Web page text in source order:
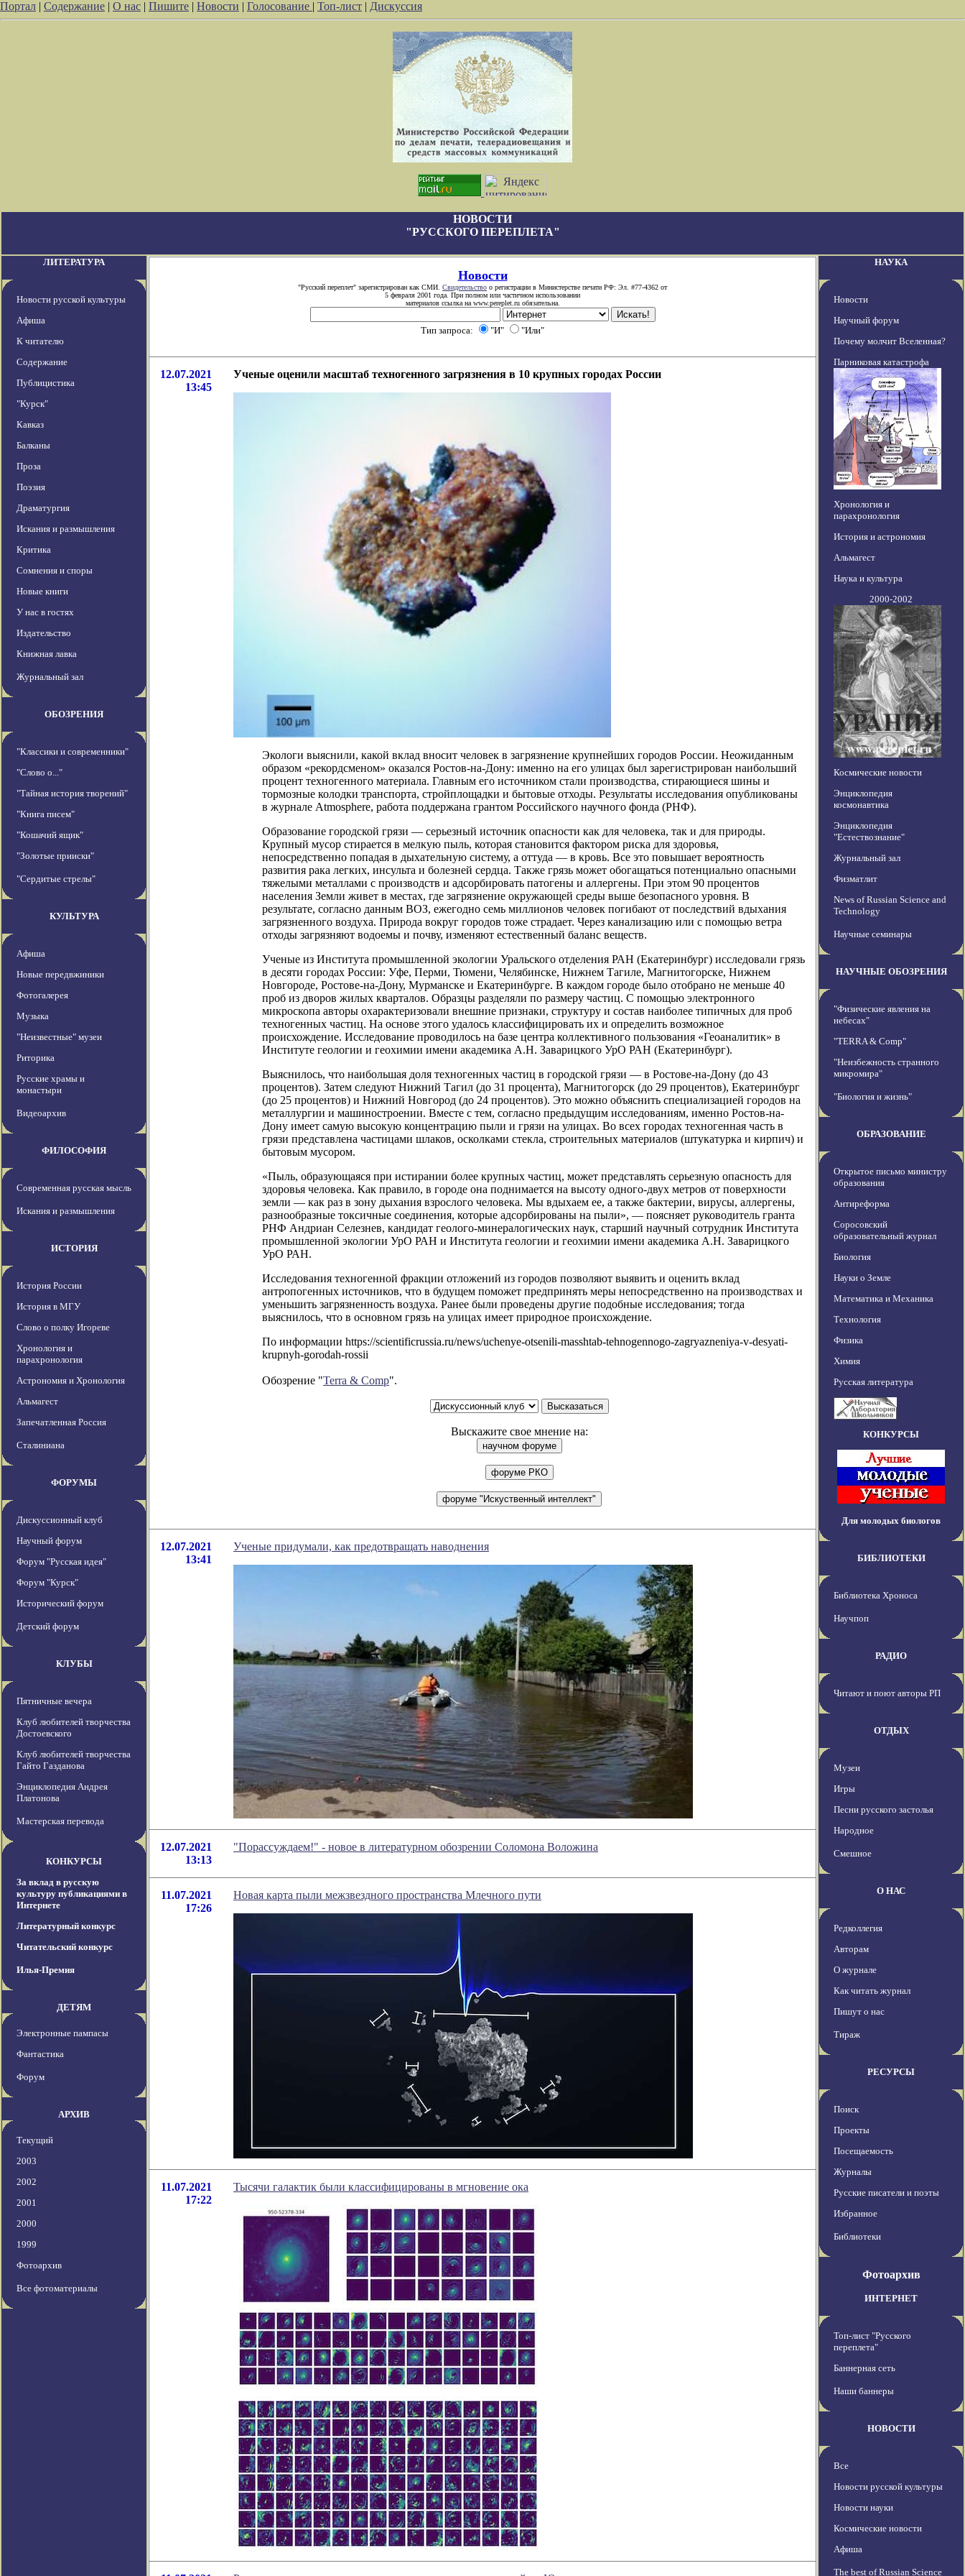
Портал | Содержание | О нас | Пишите | Новости | Голосование | Топ-лист | Дискуссия
НОВОСТИ
"РУССКОГО ПЕРЕПЛЕТА"
ЛИТЕРАТУРА
Новости русской культуры
Афиша
К читателю
Содержание
Публицистика
"Курск"
Кавказ
Балканы
Проза
Поэзия
Драматургия
Искания и размышления
Критика
Сомнения и споры
Новые книги
У нас в гостях
Издательство
Книжная лавка
Журнальный зал
ОБОЗРЕНИЯ
"Классики и современники"
"Слово о..."
"Тайная история творений"
"Книга писем"
"Кошачий ящик"
"Золотые прииски"
"Сердитые стрелы"
КУЛЬТУРА
Афиша
Новые передвжиники
Фотогалерея
Музыка
"Неизвестные" музеи
Риторика
Русские храмы и
монастыри
Видеоархив
ФИЛОСОФИЯ
Современная русская мысль
Искания и размышления
ИСТОРИЯ
История России
История в МГУ
Слово о полку Игореве
Хронология и
парахронология
Астрономия и Хронология
Альмагест
Запечатленная Россия
Сталиниана
ФОРУМЫ
Дискуссионный клуб
Научный форум
Форум "Русская идея"
Форум "Курск"
Исторический форум
Детский форум
КЛУБЫ
Пятничные вечера
Клуб любителей творчества
Достоевского
Клуб любителей творчества
Гайто Газданова
Энциклопедия Андрея
Платонова
Мастерская перевода
КОНКУРСЫ
За вклад в русскую
культуру публикациями в
Интернете
Литературный конкурс
Читательский конкурс
Илья-Премия
ДЕТЯМ
Электронные пампасы
Фантастика
Форум
АРХИВ
Текущий
2003
2002
2001
2000
1999
Фотоархив
Все фотоматериалы
Новости
"Русский переплет" зарегистрирован как СМИ. Свидетельство о регистрации в Министерстве печати РФ: Эл. #77-4362 от
5 февраля 2001 года. При полном или частичном использовании
материалов ссылка на www.pereplet.ru обязательна.
Тип запроса: "И" "Или"
12.07.2021
13:45
Ученые оценили масштаб техногенного загрязнения в 10 крупных городах России
Экологи выяснили, какой вклад вносит человек в загрязнение крупнейших городов России. Неожиданным
образом «рекордсменом» оказался Ростов-на-Дону: именно на его улицах был зарегистрирован наибольший
процент техногенного материала. Главным его источником стали производства, стирающиеся шины и
тормозные колодки транспорта, стройплощадки и бытовые отходы. Результаты исследования опубликованы
в журнале Atmosphere, работа поддержана грантом Российского научного фонда (РНФ).
Образование городской грязи — серьезный источник опасности как для человека, так и для природы.
Крупный мусор стирается в мелкую пыль, которая становится фактором риска для здоровья,
непосредственно попадая в дыхательную систему, а оттуда — в кровь. Все это повышает вероятность
развития рака легких, инсульта и болезней сердца. Также грязь может обогащаться потенциально опасными
тяжелыми металлами с производств и адсорбировать патогены и аллергены. При этом 90 процентов
населения Земли живет в местах, где загрязнение окружающей среды выше безопасного уровня. В
результате, согласно данным ВОЗ, ежегодно семь миллионов человек погибают от последствий вдыхания
загрязненного воздуха. Природа вокруг городов тоже страдает. Через канализацию или с помощью ветра
отходы загрязняют водоемы и почву, изменяют естественный баланс веществ.
Ученые из Института промышленной экологии Уральского отделения РАН (Екатеринбург) исследовали грязь
в десяти городах России: Уфе, Перми, Тюмени, Челябинске, Нижнем Тагиле, Магнитогорске, Нижнем
Новгороде, Ростове-на-Дону, Мурманске и Екатеринбурге. В каждом городе было отобрано не меньше 40
проб из дворов жилых кварталов. Образцы разделяли по размеру частиц. С помощью электронного
микроскопа авторы охарактеризовали внешние признаки, структуру и состав наиболее типичных для проб
техногенных частиц. На основе этого удалось классифицировать их и определить возможное
происхождение. Исследование проводилось на базе центра коллективного пользования «Геоаналитик» в
Институте геологии и геохимии имени академика А.Н. Заварицкого УрО РАН (Екатеринбург).
Выяснилось, что наибольшая доля техногенных частиц в городской грязи — в Ростове-на-Дону (до 43
процентов). Затем следуют Нижний Тагил (до 31 процента), Магнитогорск (до 29 процентов), Екатеринбург
(до 25 процентов) и Нижний Новгород (до 24 процентов). Это можно объяснить специализацией городов на
металлургии и машиностроении. Вместе с тем, согласно предыдущим исследованиям, именно Ростов-на-
Дону имеет самую высокую концентрацию пыли и грязи на улицах. Во всех городах техногенная часть в
грязи представлена частицами шлаков, осколками стекла, строительных материалов (штукатурка и кирпич) и
бытовым мусором.
«Пыль, образующаяся при истирании более крупных частиц, может представлять серьезную опасность для
здоровья человека. Как правило, в городе она поднимается на высоту одного-двух метров от поверхности
земли — как раз в зону дыхания взрослого человека. Мы вдыхаем ее, а также бактерии, вирусы, аллергены,
разнообразные токсичные соединения, которые адсорбированы на пыли», — поясняет руководитель гранта
РНФ Андриан Селезнев, кандидат геолого-минералогических наук, старший научный сотрудник Института
промышленной экологии УрО РАН и Института геологии и геохимии имени академика А.Н. Заварицкого
УрО РАН.
Исследования техногенной фракции отложений из городов позволяют выявить и оценить вклад
антропогенных источников, что в будущем поможет предпринять меры непосредственно на производствах и
уменьшить загрязненность воздуха. Ранее были проведены другие подобные исследования; тогда
выяснилось, что в основном грязь на улицах имеет природное происхождение.
По информации https://scientificrussia.ru/news/uchenye-otsenili-masshtab-tehnogennogo-zagryazneniya-v-desyati-
krupnyh-gorodah-rossii
Обозрение "Terra & Comp".
Выскажите свое мнение на:
12.07.2021
13:41
Ученые придумали, как предотвращать наводнения
12.07.2021
13:13
"Порассуждаем!" - новое в литературном обозрении Соломона Воложина
11.07.2021
17:26
Новая карта пыли межзвездного пространства Млечного пути
11.07.2021
17:22
Тысячи галактик были классифицированы в мгновение ока
НАУКА
Новости
Научный форум
Почему молчит Вселенная?
Парниковая катастрофа
Хронология и
парахронология
История и астрономия
Альмагест
Наука и культура
2000-2002
Космические новости
Энциклопедия
космонавтика
Энциклопедия
"Естествознание"
Журнальный зал
Физматлит
News of Russian Science and
Technology
Научные семинары
НАУЧНЫЕ ОБОЗРЕНИЯ
"Физические явления на
небесах"
"TERRA & Comp"
"Неизбежность странного
микромира"
"Биология и жизнь"
ОБРАЗОВАНИЕ
Открытое письмо министру
образования
Антиреформа
Соросовский
образовательный журнал
Биология
Науки о Земле
Математика и Механика
Технология
Физика
Химия
Русская литература
КОНКУРСЫ
Для молодых биологов
БИБЛИОТЕКИ
Библиотека Хроноса
Научпоп
РАДИО
Читают и поют авторы РП
ОТДЫХ
Музеи
Игры
Песни русского застолья
Народное
Смешное
О НАС
Редколлегия
Авторам
О журнале
Как читать журнал
Пишут о нас
Тираж
РЕСУРСЫ
Поиск
Проекты
Посещаемость
Журналы
Русские писатели и поэты
Избранное
Библиотеки
Фотоархив
ИНТЕРНЕТ
Топ-лист "Русского
переплета"
Баннерная сеть
Наши баннеры
НОВОСТИ
Все
Новости русской культуры
Новости науки
Космические новости
Афиша
The best of Russian Science